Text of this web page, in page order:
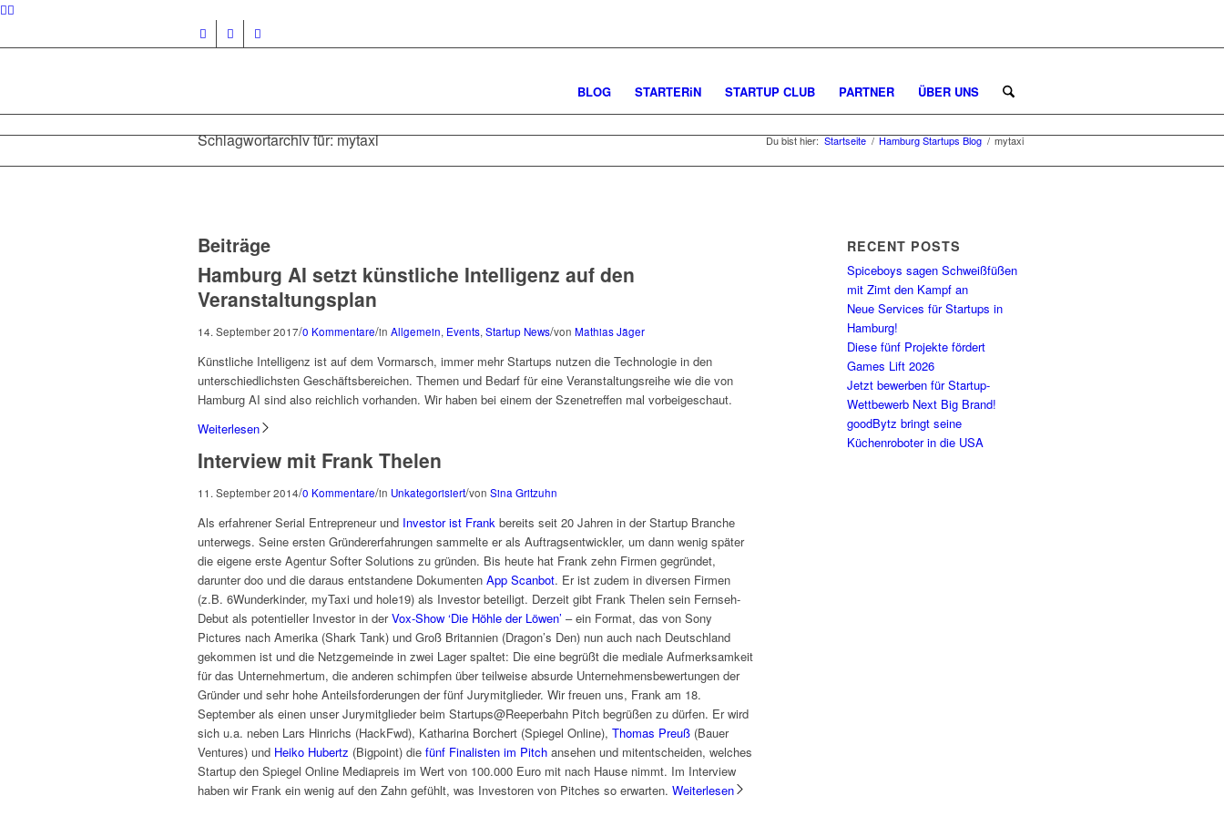
BLOG STARTERiN STARTUP CLUB PARTNER ÜBER UNS
Schlagwortarchiv für: mytaxi Du bist hier: Startseite / Hamburg Startups Blog / mytaxi
Beiträge
Hamburg AI setzt künstliche Intelligenz auf den
Veranstaltungsplan
14. September 2017/0 Kommentare/in Allgemein, Events, Startup News/von Mathias Jäger
Künstliche Intelligenz ist auf dem Vormarsch, immer mehr Startups nutzen die Technologie in den
unterschiedlichsten Geschäftsbereichen. Themen und Bedarf für eine Veranstaltungsreihe wie die von
Hamburg AI sind also reichlich vorhanden. Wir haben bei einem der Szenetreffen mal vorbeigeschaut.
Weiterlesen
Interview mit Frank Thelen
11. September 2014/0 Kommentare/in Unkategorisiert/von Sina Gritzuhn
Als erfahrener Serial Entrepreneur und Investor ist Frank bereits seit 20 Jahren in der Startup Branche
unterwegs. Seine ersten Gründererfahrungen sammelte er als Auftragsentwickler, um dann wenig später
die eigene erste Agentur Softer Solutions zu gründen. Bis heute hat Frank zehn Firmen gegründet,
darunter doo und die daraus entstandene Dokumenten App Scanbot. Er ist zudem in diversen Firmen
(z.B. 6Wunderkinder, myTaxi und hole19) als Investor beteiligt. Derzeit gibt Frank Thelen sein Fernseh-
Debut als potentieller Investor in derVox-Show ‘Die Höhle der Löwen’ – ein Format, das von Sony
Pictures nach Amerika (Shark Tank) und Groß Britannien (Dragon’s Den) nun auch nach Deutschland
gekommen ist und die Netzgemeinde in zwei Lager spaltet: Die eine begrüßt die mediale Aufmerksamkeit
für das Unternehmertum, die anderen schimpfen über teilweise absurde Unternehmensbewertungen der
Gründer und sehr hohe Anteilsforderungen der fünf Jurymitglieder. Wir freuen uns, Frank am 18.
September als einen unser Jurymitglieder beim Startups@Reeperbahn Pitch begrüßen zu dürfen. Er wird
sich u.a. neben Lars Hinrichs (HackFwd), Katharina Borchert (Spiegel Online), Thomas Preuß (Bauer
Ventures) und Heiko Hubertz (Bigpoint) die fünf Finalisten im Pitch ansehen und mitentscheiden, welches
Startup den Spiegel Online Mediapreis im Wert von 100.000 Euro mit nach Hause nimmt. Im Interview
haben wir Frank ein wenig auf den Zahn gefühlt, was Investoren von Pitches so erwarten. Weiterlesen
RECENT POSTS
Spiceboys sagen Schweißfüßen
mit Zimt den Kampf an
Neue Services für Startups in
Hamburg!
Diese fünf Projekte fördert
Games Lift 2026
Jetzt bewerben für Startup-
Wettbewerb Next Big Brand!
goodBytz bringt seine
Küchenroboter in die USA